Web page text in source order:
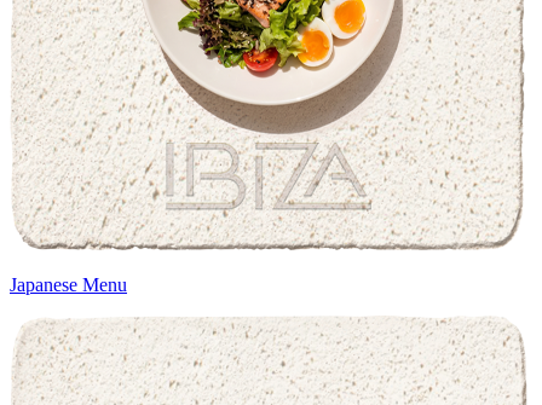
Japanese Menu